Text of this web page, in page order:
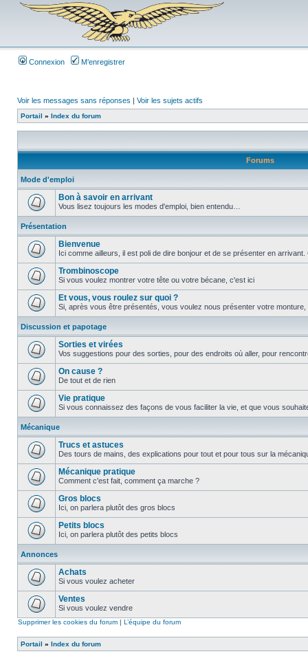
Connexion M’enregistrer
Voir les messages sans réponses | Voir les sujets actifs
Portail » Index du forum
Forums
Mode d'emploi
Bon à savoir en arrivant
Vous lisez toujours les modes d'emploi, bien entendu…
Présentation
Bienvenue
Ici comme ailleurs, il est poli de dire bonjour et de se présenter en
Trombinoscope
Si vous voulez montrer votre tête ou votre bécane, c'est ici
Et vous, vous roulez sur quoi ?
Si, après vous être présentés, vous voulez nous présenter votre
Discussion et papotage
Sorties et virées
Vos suggestions pour des sorties, pour des endroits où aller, pour
On cause ?
De tout et de rien
Vie pratique
Si vous connaissez des façons de vous faciliter la vie, et que vous
Mécanique
Trucs et astuces
Des tours de mains, des explications pour tout et pour tous sur la
Mécanique pratique
Comment c'est fait, comment ça marche ?
Gros blocs
Ici, on parlera plutôt des gros blocs
Petits blocs
Ici, on parlera plutôt des petits blocs
Annonces
Achats
Si vous voulez acheter
Ventes
Si vous voulez vendre
Supprimer les cookies du forum | L’équipe du forum
Portail » Index du forum